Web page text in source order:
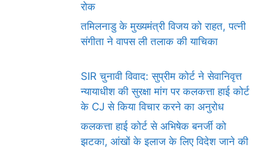
रोक
तमिलनाडु के मुख्यमंत्री विजय को राहत, पत्नी
संगीता ने वापस ली तलाक की याचिका
SIR चुनावी विवाद: सुप्रीम कोर्ट ने सेवानिवृत्त
न्यायाधीश की सुरक्षा मांग पर कलकत्ता हाई कोर्ट
के CJ से किया विचार करने का अनुरोध
कलकत्ता हाई कोर्ट से अभिषेक बनर्जी को
झटका, आंखों के इलाज के लिए विदेश जाने की